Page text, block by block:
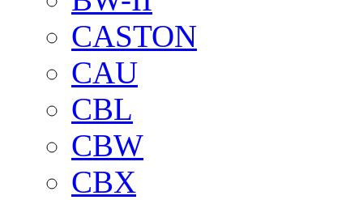
CASTON
CAU
CBL
CBW
CBX